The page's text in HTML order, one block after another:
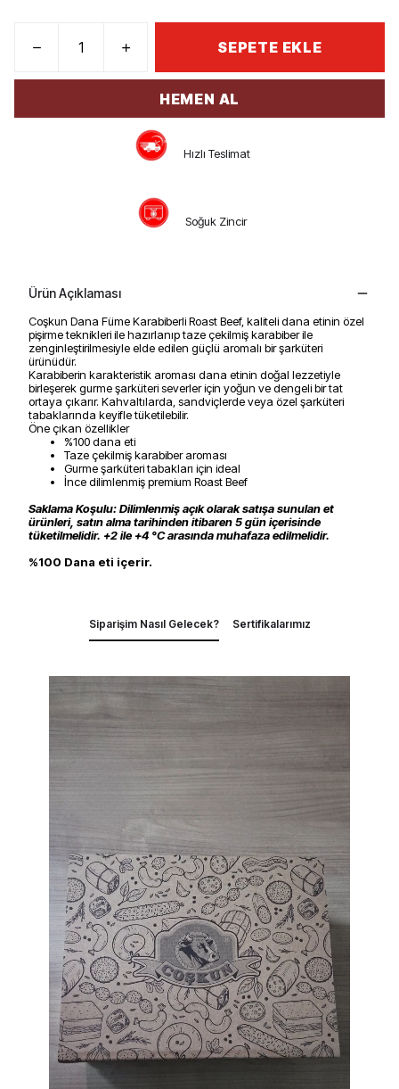
SEPETE EKLE
HEMEN AL
Hızlı Teslimat
Soğuk Zincir
Ürün Açıklaması
Coşkun Dana Füme Karabiberli Roast Beef, kaliteli dana etinin özel
pişirme teknikleri ile hazırlanıp taze çekilmiş karabiber ile
zenginleştirilmesiyle elde edilen güçlü aromalı bir şarküteri
ürünüdür.
Karabiberin karakteristik aroması dana etinin doğal lezzetiyle
birleşerek gurme şarküteri severler için yoğun ve dengeli bir tat
ortaya çıkarır. Kahvaltılarda, sandviçlerde veya özel şarküteri
tabaklarında keyifle tüketilebilir.
Öne çıkan özellikler
%100 dana eti
Taze çekilmiş karabiber aroması
Gurme şarküteri tabakları için ideal
İnce dilimlenmiş premium Roast Beef
Saklama Koşulu: Dilimlenmiş açık olarak satışa sunulan et
ürünleri, satın alma tarihinden itibaren 5 gün içerisinde
tüketilmelidir. +2 ile +4 °C arasında muhafaza edilmelidir.
%100 Dana eti içerir.
Siparişim Nasıl Gelecek? Sertifikalarımız